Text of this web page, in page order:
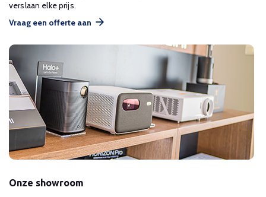
verslaan elke prijs.
Vraag een offerte aan
Onze showroom